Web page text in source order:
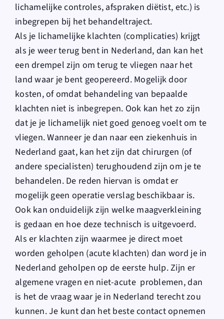
lichamelijke controles, afspraken diëtist, etc.) is
inbegrepen bij het behandeltraject.
Als je lichamelijke klachten (complicaties) krijgt
als je weer terug bent in Nederland, dan kan het
een drempel zijn om terug te vliegen naar het
land waar je bent geopereerd. Mogelijk door
kosten, of omdat behandeling van bepaalde
klachten niet is inbegrepen. Ook kan het zo zijn
dat je je lichamelijk niet goed genoeg voelt om te
vliegen. Wanneer je dan naar een ziekenhuis in
Nederland gaat, kan het zijn dat chirurgen (of
andere specialisten) terughoudend zijn om je te
behandelen. De reden hiervan is omdat er
mogelijk geen operatie verslag beschikbaar is.
Ook kan onduidelijk zijn welke maagverkleining
is gedaan en hoe deze technisch is uitgevoerd.
Als er klachten zijn waarmee je direct moet
worden geholpen (acute klachten) dan word je in
Nederland geholpen op de eerste hulp. Zijn er
algemene vragen en niet-acute problemen, dan
is het de vraag waar je in Nederland terecht zou
kunnen. Je kunt dan het beste contact opnemen